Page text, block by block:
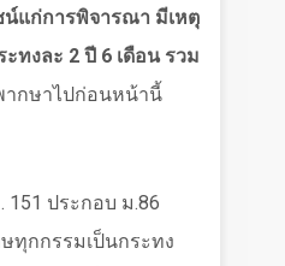
น์แก่การพิจารณา มีเหตุ
ะทงละ 2 ปี 6 เดือน รวม
กษาไปก่อนหน้านี้
ประกอบ ม.86
ทุกกรรมเป็นกระทง